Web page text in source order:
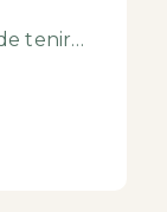
tenir